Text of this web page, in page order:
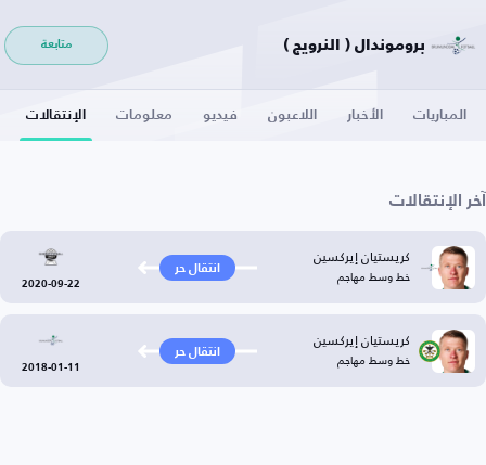
بروموندال ( النرويج ) متابعة
المباريات الأخبار اللاعبون فيديو معلومات الإنتقالات
آخر الإنتقالات
كريستيان إيركسين
خط وسط مهاجم انتقال حر
2020-09-22
كريستيان إيركسين
خط وسط مهاجم انتقال حر
2018-01-11